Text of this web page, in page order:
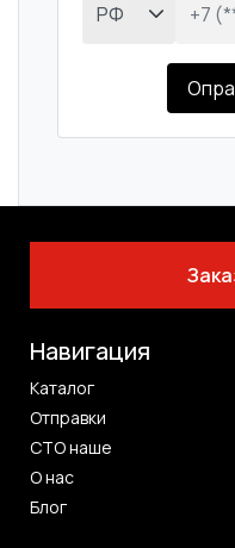
Навигация
Каталог
Отправки
СТО наше
О нас
Блог